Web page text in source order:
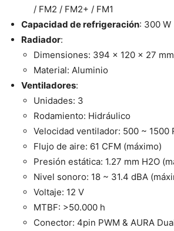
/ FM2 / FM2+ / FM1
Capacidad de refrigeración: 300 W
Radiador:
Dimensiones: 394 x 120 x 27 mm
Material: Aluminio
Ventiladores:
Unidades: 3
Rodamiento: Hidráulico
Velocidad ventilador: 500 ~ 1500
Flujo de aire: 61 CFM (máximo)
Presión estática: 1.27 mm H2O
Nivel sonoro: 18 ~ 31.4 dBA
Voltaje: 12 V
MTBF: >50.000 h
Conector: 4pin PWM & AURA